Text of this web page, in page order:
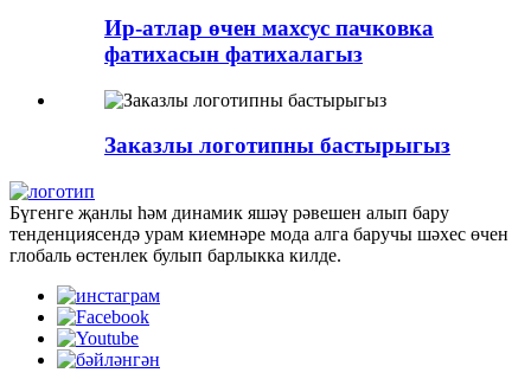
Ир-атлар өчен махсус пачковка
фатихасын фатихалагыз
Заказлы логотипны бастырыгыз
Бүгенге җанлы һәм динамик яшәү рәвешен алып бару
тенденциясендә урам киемнәре мода алга баручы шәхес өчен
глобаль өстенлек булып барлыкка килде.